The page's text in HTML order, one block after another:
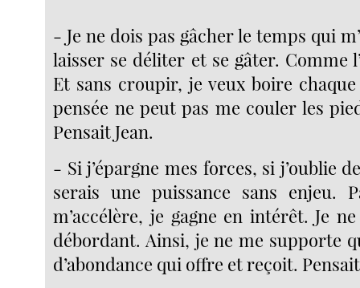
- Je ne dois pas gâcher le temps qui
laisser se déliter et se gâter. Comme
Et sans croupir, je veux boire
pensée ne peut pas me couler les
Pensait Jean.
- Si j’épargne mes forces, si j’oublie
serais une puissance sans enjeu.
m’accélère, je gagne en intérêt. Je
débordant. Ainsi, je ne me supporte
d’abondance qui offre et reçoit.